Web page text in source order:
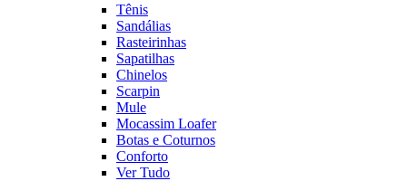
Tênis
Sandálias
Rasteirinhas
Sapatilhas
Chinelos
Scarpin
Mule
Mocassim Loafer
Botas e Coturnos
Conforto
Ver Tudo